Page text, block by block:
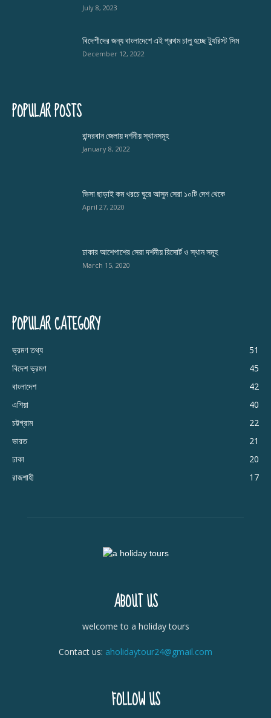
July 8, 2023
বিদেশীদের জন্য বাংলাদেশে এই প্রথম চালু হচ্ছে ট্যুরিস্ট সিম
December 12, 2022
POPULAR POSTS
বান্দরবান জেলায় দর্শনীয় স্থানসমূহ
January 8, 2022
ভিসা ছাড়াই কম খরচে ঘুরে আসুন সেরা ১০টি দেশ থেকে
April 27, 2020
ঢাকার আশেপাশের সেরা দর্শনীয় রিসোর্ট ও স্থান সমূহ
March 15, 2020
POPULAR CATEGORY
ভ্রমণ তথ্য
51
বিদেশ ভ্রমণ
45
বাংলাদেশ
42
এশিয়া
40
চট্টগ্রাম
22
ভারত
21
ঢাকা
20
রাজশাহী
17
ABOUT US
welcome to a holiday tours
Contact us: aholidaytour24@gmail.com
FOLLOW US